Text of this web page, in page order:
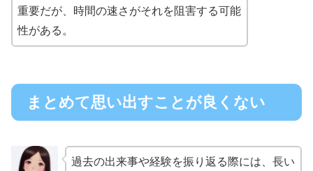
重要だが、時間の速さがそれを阻害する可能
性がある。
まとめて思い出すことが良くない
過去の出来事や経験を振り返る際には、長い